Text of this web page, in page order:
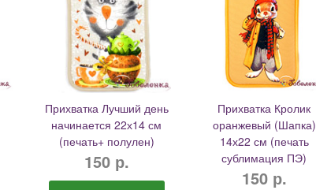
Прихватка Лучший день
начинается 22х14 см
(печать+ полулен)
150 р.
Прихватка Кролик
оранжевый (Шапка)
14х22 см (печать
сублимация ПЭ)
150 р.